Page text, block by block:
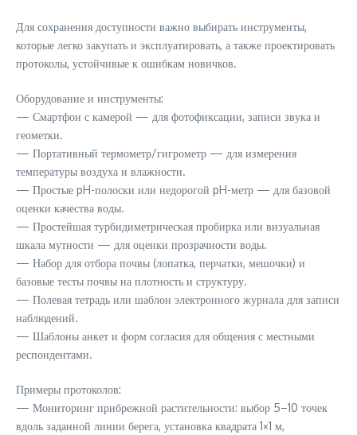
Для сохранения доступности важно выбирать инструменты,
которые легко закупать и эксплуатировать, а также проектировать
протоколы, устойчивые к ошибкам новичков.
Оборудование и инструменты:
— Смартфон с камерой — для фотофиксации, записи звука и
геометки.
— Портативный термометр/гигрометр — для измерения
температуры воздуха и влажности.
— Простые pH-полоски или недорогой pH-метр — для базовой
оценки качества воды.
— Простейшая турбидиметрическая пробирка или визуальная
шкала мутности — для оценки прозрачности воды.
— Набор для отбора почвы (лопатка, перчатки, мешочки) и
базовые тесты почвы на плотность и структуру.
— Полевая тетрадь или шаблон электронного журнала для записи
наблюдений.
— Шаблоны анкет и форм согласия для общения с местными
респондентами.
Примеры протоколов:
— Мониторинг прибрежной растительности: выбор 5–10 точек
вдоль заданной линии берега, установка квадрата 1×1 м,